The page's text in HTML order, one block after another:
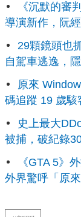
《沉默的審
導演新作，阮
29顆鏡頭也
自駕車逃逸，
原來
碼追蹤 19 歲駭
史上最大
被捕，破紀錄
《GTA 5》
外界驚呼「原